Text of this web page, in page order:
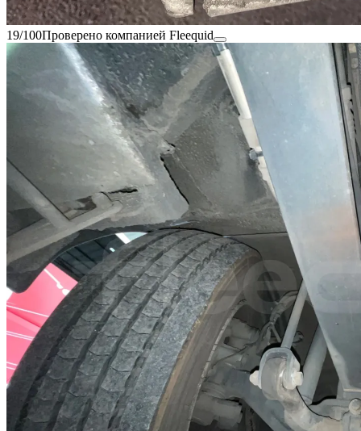
19/100Проверено компанией Fleequid